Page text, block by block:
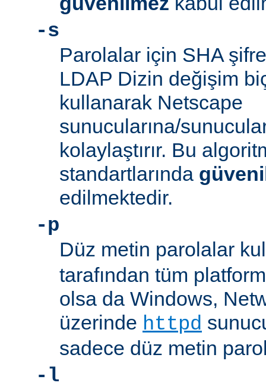
-s
Parolalar için SHA
LDAP Dizin değişim
kullanarak Netscape
sunucularına/
kolaylaştırır. Bu
standartlarında
edilmektedir.
-p
Düz metin parolalar
tarafından tüm
olsa da Windows,
üzerinde httpd
sadece düz metin
-l